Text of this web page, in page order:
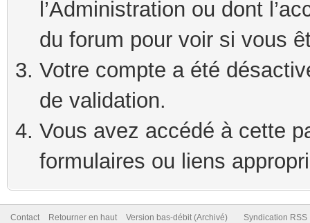
l’Administration ou dont
du forum pour voir si vous
Votre compte a été
de validation.
Vous avez accédé à cette
formulaires ou liens
Contact Retourner en haut Version bas-débit (Archivé) Syndication RSS